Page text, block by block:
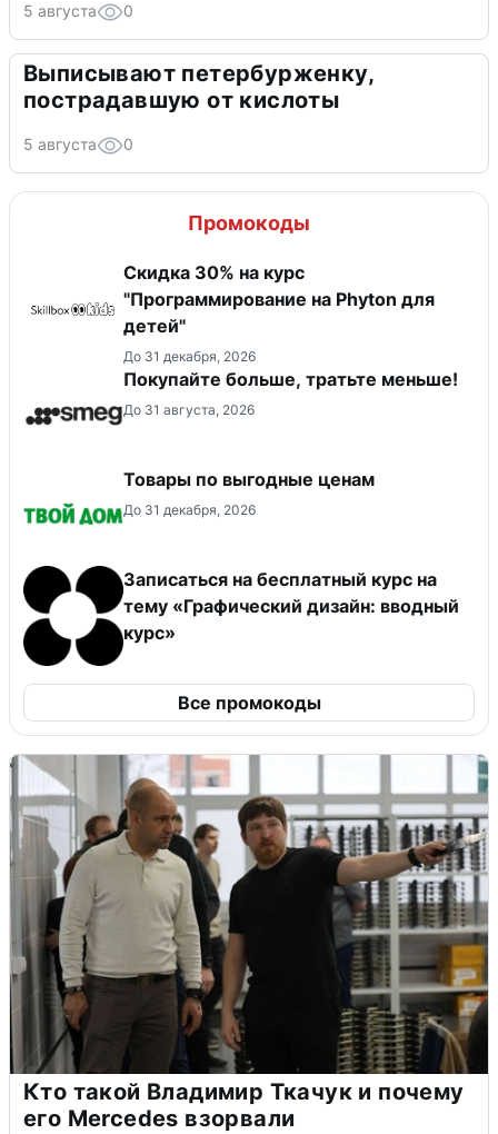
5 августа 0
Выписывают петербурженку,
пострадавшую от кислоты
5 августа 0
Промокоды
Скидка 30% на курс
"Программирование на Phyton для
детей"
До 31 декабря, 2026
Покупайте больше, тратьте меньше!
До 31 августа, 2026
Товары по выгодные ценам
До 31 декабря, 2026
Записаться на бесплатный курс на
тему «Графический дизайн: вводный
курс»
Все промокоды
Кто такой Владимир Ткачук и почему
его Mercedes взорвали